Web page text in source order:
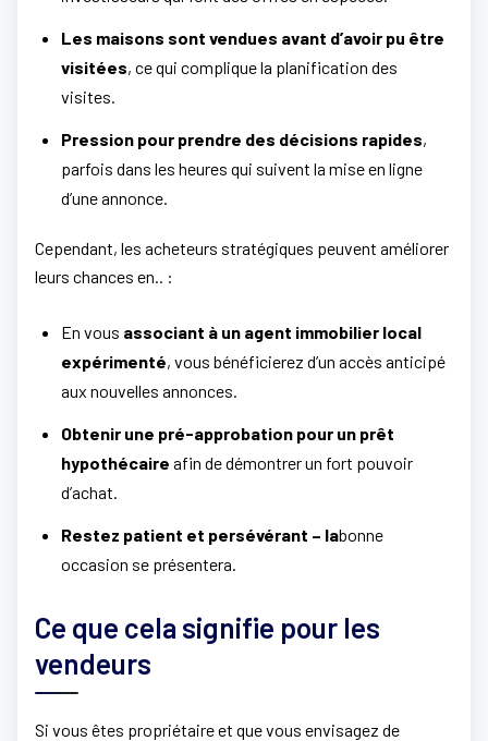
Les maisons sont vendues avant d’avoir pu être
visitées, ce qui complique la planification des
visites.
Pression pour prendre des décisions rapides,
parfois dans les heures qui suivent la mise en ligne
d’une annonce.
Cependant, les acheteurs stratégiques peuvent améliorer
leurs chances en.. :
En vous associant à un agent immobilier local
expérimenté, vous bénéficierez d’un accès anticipé
aux nouvelles annonces.
Obtenir une pré-approbation pour un prêt
hypothécaire afin de démontrer un fort pouvoir
d’achat.
Restez patient et persévérant – labonne
occasion se présentera.
Ce que cela signifie pour les
vendeurs
Si vous êtes propriétaire et que vous envisagez de